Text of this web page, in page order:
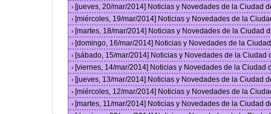
› [jueves, 20/mar/2014] Noticias y Novedades de la Ciudad
› [miércoles, 19/mar/2014] Noticias y Novedades de la
› [martes, 18/mar/2014] Noticias y Novedades de la Ciudad
› [domingo, 16/mar/2014] Noticias y Novedades de la
› [sábado, 15/mar/2014] Noticias y Novedades de la Ciudad
› [viernes, 14/mar/2014] Noticias y Novedades de la Ciudad
› [jueves, 13/mar/2014] Noticias y Novedades de la Ciudad
› [miércoles, 12/mar/2014] Noticias y Novedades de la
› [martes, 11/mar/2014] Noticias y Novedades de la Ciudad